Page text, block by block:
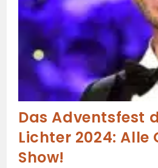
Das Adventsfest
Lichter 2024: Alle
Show!